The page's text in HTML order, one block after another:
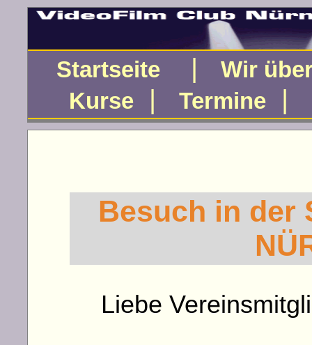
Startseite | Wir
Kurse| Termine|
Besuch in der
Liebe